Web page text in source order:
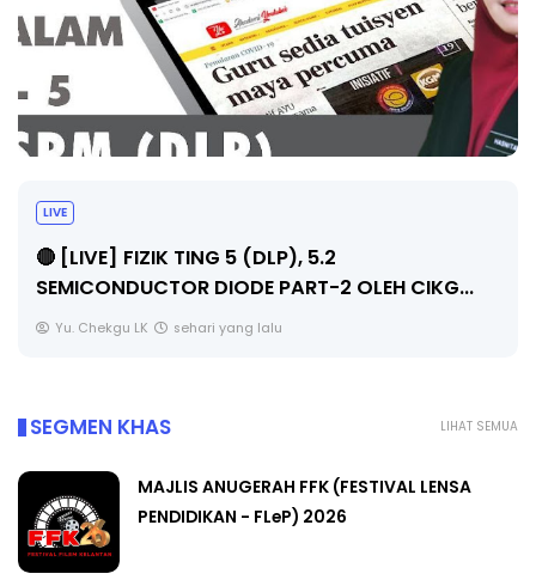
LIVE
🔴 [LIVE] PRINSIP PERAKAUNAN, PECUT SKOR
SOALAN 1 TRIAL OLEH CIKGU WAN...
Yu. Chekgu LK sehari yang lalu
LIHAT SEMUA
SEGMEN KHAS
MAJLIS ANUGERAH FFK (FESTIVAL LENSA
PENDIDIKAN - FLeP) 2026